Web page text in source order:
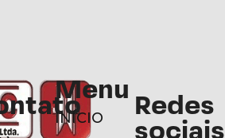
Menu
INÍCIO
Redes
sociais